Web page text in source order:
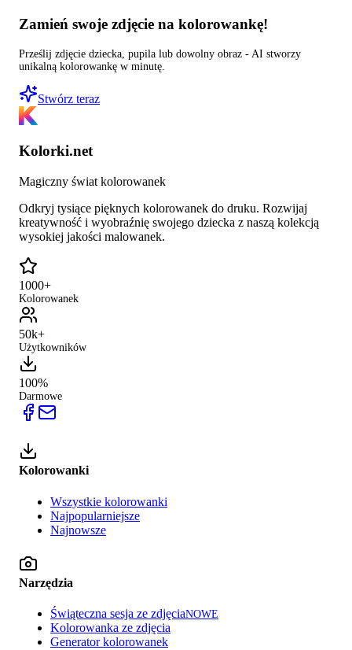
Zamień swoje zdjęcie na kolorowankę!
Prześlij zdjęcie dziecka, pupila lub dowolny obraz - AI stworzy
unikalną kolorowankę w minutę.
Stwórz teraz
Kolorki.net
Magiczny świat kolorowanek
Odkryj tysiące pięknych kolorowanek do druku. Rozwijaj
kreatywność i wyobraźnię swojego dziecka z naszą kolekcją
wysokiej jakości malowanek.
1000+
Kolorowanek
50k+
Użytkowników
100%
Darmowe
Kolorowanki
Wszystkie kolorowanki
Najpopularniejsze
Najnowsze
Narzędzia
Świąteczna sesja ze zdjęciaNOWE
Kolorowanka ze zdjęcia
Generator kolorowanek